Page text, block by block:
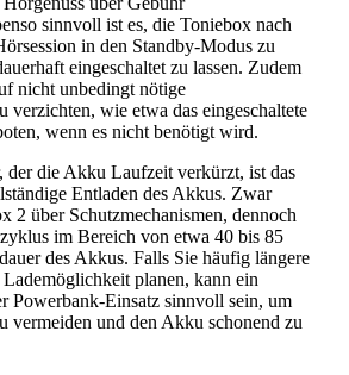
sinnvoll ist es, die Toniebox nach
in den Standby-Modus zu
eingeschaltet zu lassen. Zudem
nicht unbedingt nötige
verzichten, wie etwa das eingeschaltete
wenn es nicht benötigt wird.
der die Akku Laufzeit verkürzt, ist das
Entladen des Akkus. Zwar
2 über Schutzmechanismen, dennoch
im Bereich von etwa 40 bis 85
des Akkus. Falls Sie häufig längere
planen, kann ein
Powerbank-Einsatz sinnvoll sein, um
vermeiden und den Akku schonend zu